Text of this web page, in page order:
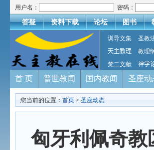
用户名： 密码：
答疑 资料下载 论坛 图书
训导文集 圣教
天主教理
教理
梵二文献
神学
首 页 普世教闻 国内教闻 圣座动
您当前的位置： 首页 > 圣座动态
匈牙利佩奇